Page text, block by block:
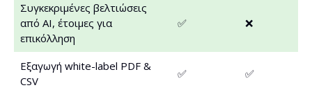
Συγκεκριμένες βελτιώσεις
από AI, έτοιμες για
επικόλληση
✅ ❌
Εξαγωγή white-label PDF &
CSV
✅ ✅